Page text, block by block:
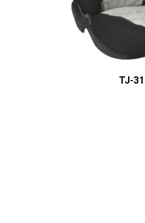
ÜRÜN
TJ-